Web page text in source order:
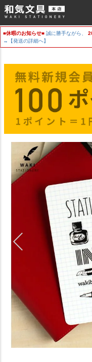
■休暇のお知らせ■ 誠に勝手ながら、
→【発送の詳細へ】